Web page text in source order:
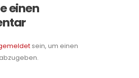
einen
sein, um einen